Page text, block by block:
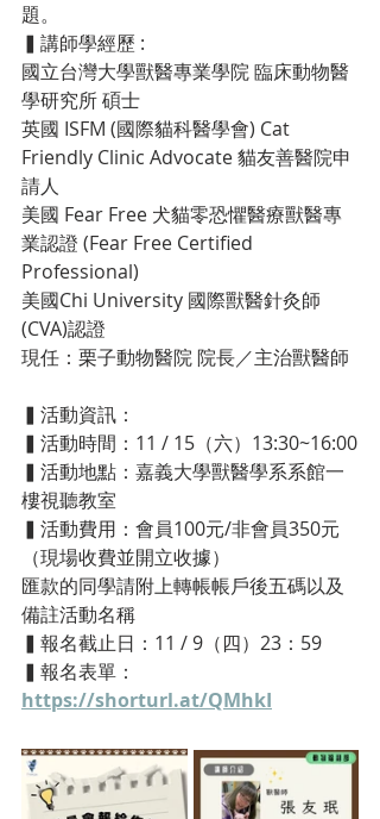
題。
▍ 講師學經歷 :
國立台灣大學獸醫專業學院 臨床動物醫
學研究所 碩士
英國 ISFM (國際貓科醫學會) Cat
Friendly Clinic Advocate 貓友善醫院申
請人
美國 Fear Free 犬貓零恐懼醫療獸醫專
業認證 (Fear Free Certified
Professional)
美國Chi University 國際獸醫針灸師
(CVA)認證
現任：栗子動物醫院 院長／主治獸醫師
▍ 活動資訊：
▍ 活動時間：11 / 15（六）13:30~16:00
▍ 活動地點：嘉義大學獸醫學系系館一
樓視聽教室
▍ 活動費用：會員100元/非會員350元
（現場收費並開立收據）
匯款的同學請附上轉帳帳戶後五碼以及
備註活動名稱
▍ 報名截止日：11 / 9（四）23：59
▍ 報名表單：
https://shorturl.at/QMhkI